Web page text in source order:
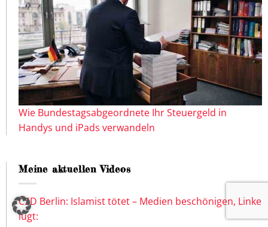
Wie Bundestagsabgeordnete Ihr Steuergeld in
Handys und iPads verwandeln
Meine aktuellen Videos
CSD Berlin: Islamist tötet – Medien beschönigen, Linke
lügt: